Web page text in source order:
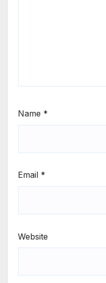
Name *
Email *
Website